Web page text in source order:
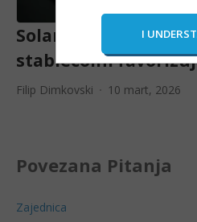
Solana vs. Ethereum
stablecoini
Filip Dimkovski 10 mart, 2026
Povezana Pitanja
Zajednica